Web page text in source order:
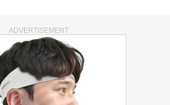
ADVERTISEMENT